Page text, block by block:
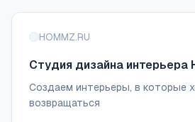
HOMMZ.RU
Студия дизайна интерьера
Создаем интерьеры, в которые
возвращаться